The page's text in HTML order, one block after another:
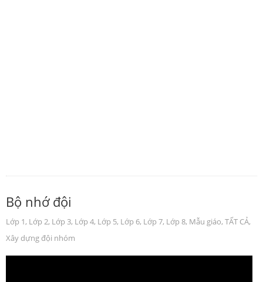
Bộ nhớ đội
Lớp 1, Lớp 2, Lớp 3, Lớp 4, Lớp 5, Lớp 6, Lớp 7, Lớp 8, Mẫu giáo, TẤT CẢ,
Xây dựng đội nhóm